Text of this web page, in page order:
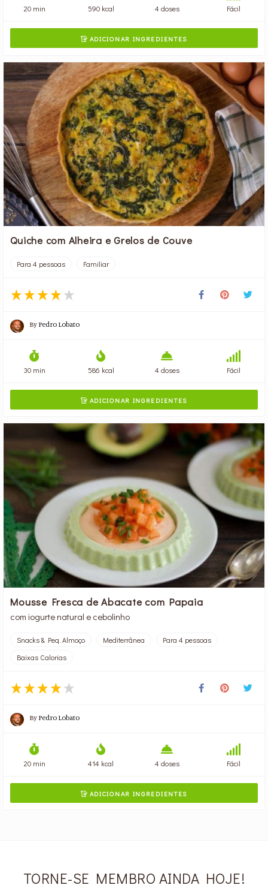
20 min 590 kcal 4 doses Fácil
ADICIONAR INGREDIENTES
Quiche com Alheira e Grelos de Couve
Para 4 pessoas Familiar
ByPedro Lobato
30 min 586 kcal 4 doses Fácil
ADICIONAR INGREDIENTES
Mousse Fresca de Abacate com Papaia
com iogurte natural e cebolinho
Snacks & Peq. Almoço Mediterrânea
Para 4 pessoas
Baixas Calorias
ByPedro Lobato
20 min 414 kcal 4 doses Fácil
ADICIONAR INGREDIENTES
TORNE-SE MEMBRO AINDA HOJE!